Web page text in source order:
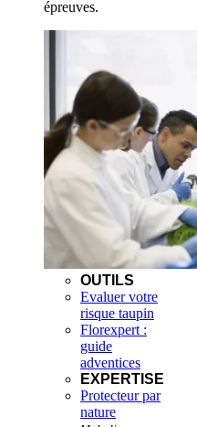
épreuves.
OUTILS
Evaluer votre
risque taupin
Florexpert :
guide
adventices
EXPERTISE
Protecteur par
nature